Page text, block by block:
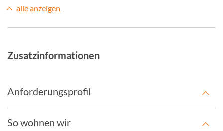
alle anzeigen
Zusatzinformationen
Anforderungsprofil
So wohnen wir